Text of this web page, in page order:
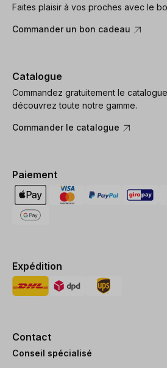
Faites plaisir à vos proches avec le
Commander un bon cadeau
Catalogue
Commandez gratuitement le
découvrez toute notre gamme.
Commander le catalogue
Paiement
Expédition
Contact
Conseil spécialisé